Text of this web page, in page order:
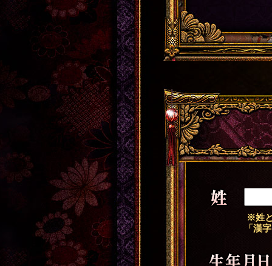
姓
※姓
「漢
生年月日